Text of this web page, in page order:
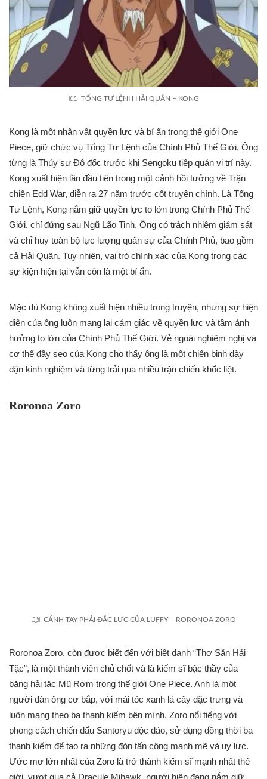
TỔNG TƯ LỆNH HẢI QUÂN – KONG
Kong là một nhân vật quyền lực và bí ẩn trong thế giới One
Piece, giữ chức vụ Tổng Tư Lệnh của Chính Phủ Thế Giới. Ông
từng là Thủy sư Đô đốc trước khi Sengoku tiếp quản vị trí này.
Kong xuất hiện lần đầu tiên trong một cảnh hồi tưởng về Trận
chiến Edd War, diễn ra 27 năm trước cốt truyện chính. Là Tổng
Tư Lệnh, Kong nắm giữ quyền lực to lớn trong Chính Phủ Thế
Giới, chỉ đứng sau Ngũ Lão Tinh. Ông có trách nhiệm giám sát
và chỉ huy toàn bộ lực lượng quân sự của Chính Phủ, bao gồm
cả Hải Quân. Tuy nhiên, vai trò chính xác của Kong trong các
sự kiện hiện tại vẫn còn là một bí ẩn.
Mặc dù Kong không xuất hiện nhiều trong truyện, nhưng sự hiện
diện của ông luôn mang lại cảm giác về quyền lực và tầm ảnh
hưởng to lớn của Chính Phủ Thế Giới. Vẻ ngoài nghiêm nghị và
cơ thể đầy sẹo của Kong cho thấy ông là một chiến binh dày
dặn kinh nghiệm và từng trải qua nhiều trận chiến khốc liệt.
Roronoa Zoro
CÁNH TAY PHẢI ĐẮC LỰC CỦA LUFFY – RORONOA ZORO
Roronoa Zoro, còn được biết đến với biệt danh “Thợ Săn Hải
Tặc”, là một thành viên chủ chốt và là kiếm sĩ bậc thầy của
băng hải tặc Mũ Rơm trong thế giới One Piece. Anh là một
người đàn ông cơ bắp, với mái tóc xanh lá cây đặc trưng và
luôn mang theo ba thanh kiếm bên mình. Zoro nổi tiếng với
phong cách chiến đấu Santoryu độc đáo, sử dụng đồng thời ba
thanh kiếm để tạo ra những đòn tấn công mạnh mẽ và uy lực.
Ước mơ lớn nhất của Zoro là trở thành kiếm sĩ mạnh nhất thế